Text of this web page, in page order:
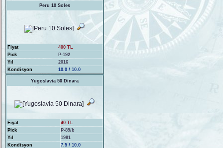
Peru 10 Soles
Fiyat
400 TL
Pick
P-192
Yıl
2016
Kondisyon
10.0 / 10.0
Yugoslavia 50 Dinara
Fiyat
40 TL
Pick
P-89/b
Yıl
1981
Kondisyon
7.5 / 10.0